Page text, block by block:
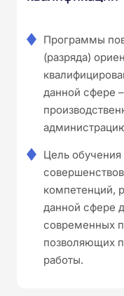
Программы
(разряда)
данной сфере
Цель
компетенций,
данной сфере
современных
позволяющих
работы.